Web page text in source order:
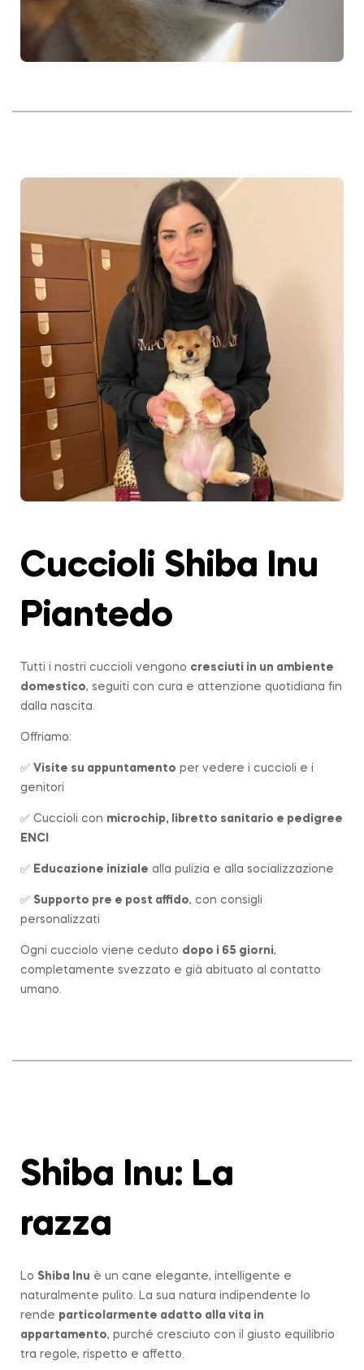
Cuccioli Shiba Inu
Piantedo
Tutti i nostri cuccioli vengono cresciuti in un ambiente
domestico, seguiti con cura e attenzione quotidiana fin
dalla nascita.
Offriamo:
✅ Visite su appuntamento per vedere i cuccioli e i
genitori
✅ Cuccioli con microchip, libretto sanitario e pedigree
ENCI
✅ Educazione iniziale alla pulizia e alla socializzazione
✅ Supporto pre e post affido, con consigli
personalizzati
Ogni cucciolo viene ceduto dopo i 65 giorni,
completamente svezzato e già abituato al contatto
umano.
Shiba Inu: La
razza
Lo Shiba Inu è un cane elegante, intelligente e
naturalmente pulito. La sua natura indipendente lo
rende particolarmente adatto alla vita in
appartamento, purché cresciuto con il giusto equilibrio
tra regole, rispetto e affetto.